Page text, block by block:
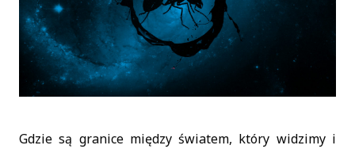
Gdzie są granice między światem, który widzimy i